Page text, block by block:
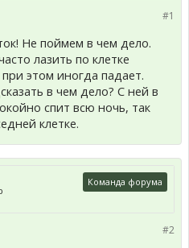
#1
Не поймем в чем дело.
лазить по клетке
этом иногда падает.
в чем дело? С ней в
спит всю ночь, так
клетке.
Команда форума
#2